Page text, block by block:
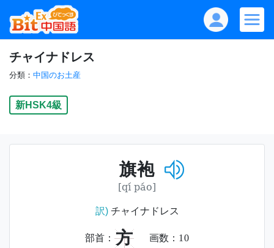
チャイナドレス
分類： 中国のお土産
新HSK4級
旗袍
[qí páo]
訳)チャイナドレス
部首： 方 画数： 10